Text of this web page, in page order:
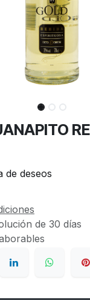
de deseos
de 30 días